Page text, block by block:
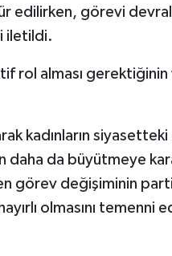
edilirken, görevi
iletildi.
rol alması gerektiğinin
kadınların
daha da büyütmeye
görev değişiminin
olmasını temenni